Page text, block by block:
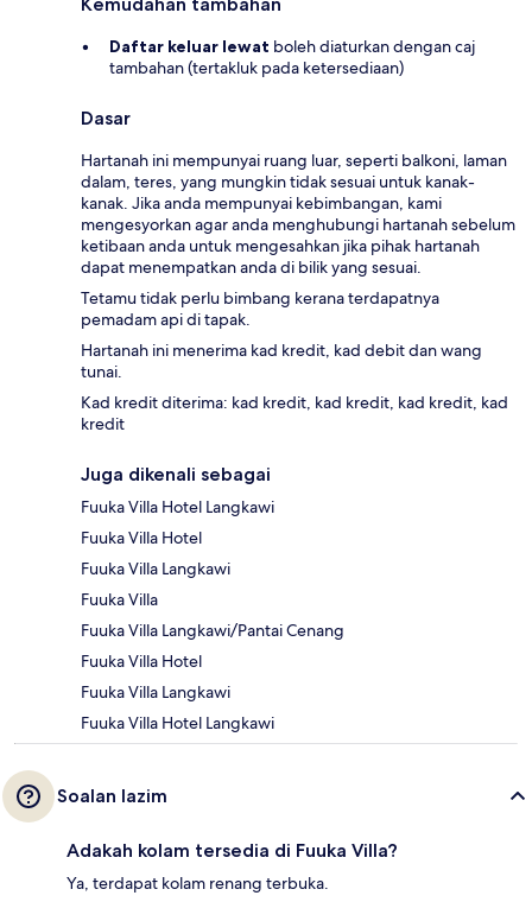
Daftar keluar lewat boleh diaturkan dengan caj
tambahan (tertakluk pada ketersediaan)
Dasar
Hartanah ini mempunyai ruang luar, seperti balkoni, laman
dalam, teres, yang mungkin tidak sesuai untuk kanak-
kanak. Jika anda mempunyai kebimbangan, kami
mengesyorkan agar anda menghubungi hartanah sebelum
ketibaan anda untuk mengesahkan jika pihak hartanah
dapat menempatkan anda di bilik yang sesuai.
Tetamu tidak perlu bimbang kerana terdapatnya
pemadam api di tapak.
Hartanah ini menerima kad kredit, kad debit dan wang
tunai.
Kad kredit diterima: kad kredit, kad kredit, kad kredit, kad
kredit
Juga dikenali sebagai
Fuuka Villa Hotel Langkawi
Fuuka Villa Hotel
Fuuka Villa Langkawi
Fuuka Villa
Fuuka Villa Langkawi/Pantai Cenang
Fuuka Villa Hotel
Fuuka Villa Langkawi
Fuuka Villa Hotel Langkawi
Soalan lazim
Adakah kolam tersedia di Fuuka Villa?
Ya, terdapat kolam renang terbuka.